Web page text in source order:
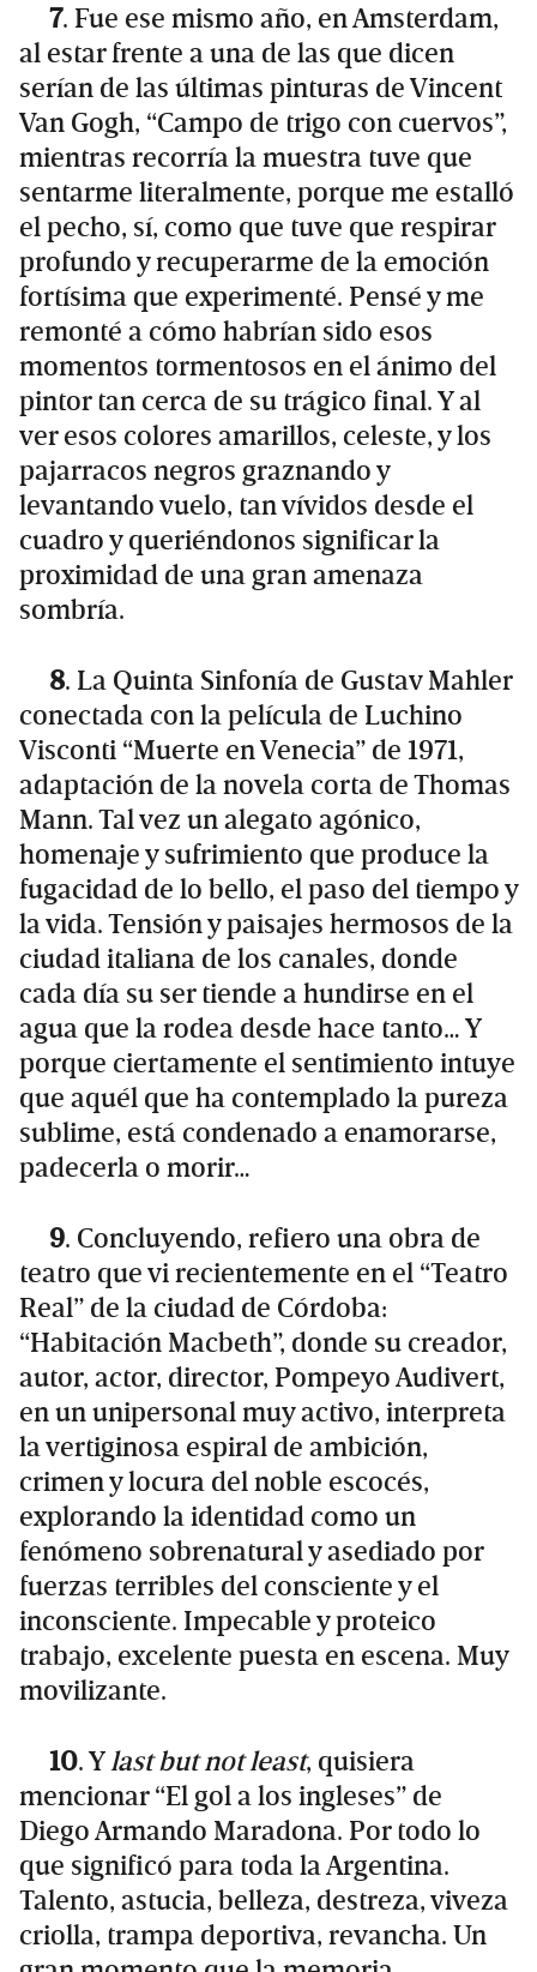
7. Fue ese mismo año, en Amsterdam,
al estar frente a una de las que dicen
serían de las últimas pinturas de Vincent
Van Gogh, “Campo de trigo con cuervos”,
mientras recorría la muestra tuve que
sentarme literalmente, porque me estalló
el pecho, sí, como que tuve que respirar
profundo y recuperarme de la emoción
fortísima que experimenté. Pensé y me
remonté a cómo habrían sido esos
momentos tormentosos en el ánimo del
pintor tan cerca de su trágico final. Y al
ver esos colores amarillos, celeste, y los
pajarracos negros graznando y
levantando vuelo, tan vívidos desde el
cuadro y queriéndonos significar la
proximidad de una gran amenaza
sombría.
8. La Quinta Sinfonía de Gustav Mahler
conectada con la película de Luchino
Visconti “Muerte en Venecia” de 1971,
adaptación de la novela corta de Thomas
Mann. Tal vez un alegato agónico,
homenaje y sufrimiento que produce la
fugacidad de lo bello, el paso del tiempo y
la vida. Tensión y paisajes hermosos de la
ciudad italiana de los canales, donde
cada día su ser tiende a hundirse en el
agua que la rodea desde hace tanto… Y
porque ciertamente el sentimiento intuye
que aquél que ha contemplado la pureza
sublime, está condenado a enamorarse,
padecerla o morir…
9. Concluyendo, refiero una obra de
teatro que vi recientemente en el “Teatro
Real” de la ciudad de Córdoba:
“Habitación Macbeth”, donde su creador,
autor, actor, director, Pompeyo Audivert,
en un unipersonal muy activo, interpreta
la vertiginosa espiral de ambición,
crimen y locura del noble escocés,
explorando la identidad como un
fenómeno sobrenatural y asediado por
fuerzas terribles del consciente y el
inconsciente. Impecable y proteico
trabajo, excelente puesta en escena. Muy
movilizante.
10. Ylast but not least, quisiera
mencionar “El gol a los ingleses” de
Diego Armando Maradona. Por todo lo
que significó para toda la Argentina.
Talento, astucia, belleza, destreza, viveza
criolla, trampa deportiva, revancha. Un